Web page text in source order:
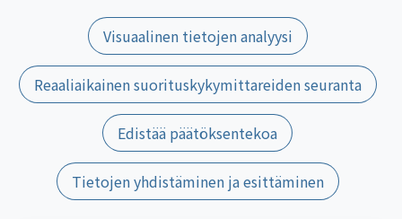
Visuaalinen tietojen analyysi
Reaaliaikainen suorituskykymittareiden seuranta
Edistää päätöksentekoa
Tietojen yhdistäminen ja esittäminen